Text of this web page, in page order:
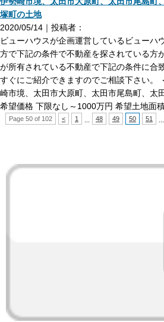
塚町の土地
2020/05/14｜投稿者：
ビューハウスが企画運営しているビューハ
方で下記の条件で不動産を探されている方
が所有されている不動産で下記の条件に合
すぐにご紹介できますのでご相談下さい
崎市境、太田市大原町、太田市尾島町、太
希望価格 下限なし～1000万円 希望土地面積
Page 50 of 102 < 1 48 49 50 51